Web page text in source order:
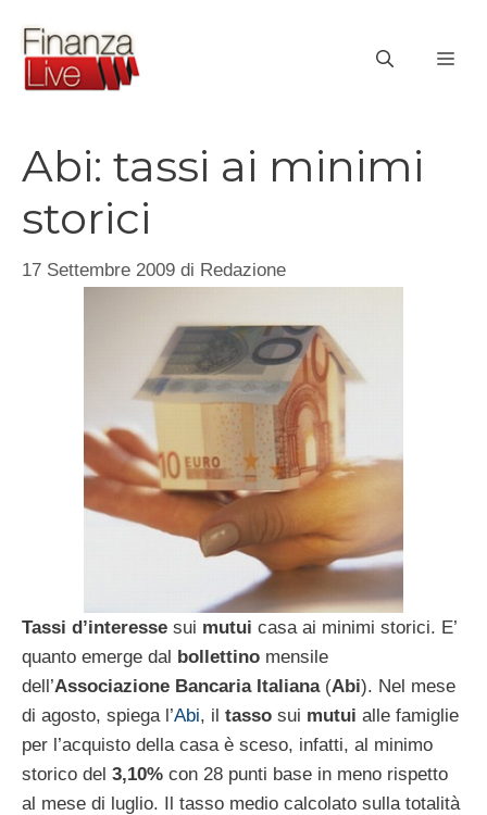
contenuto
Abi: tassi ai minimi
storici
17 Settembre 2009 di Redazione
Tassi d’interesse sui mutui casa ai minimi storici. E’
quanto emerge dal bollettino mensile
dell’Associazione Bancaria Italiana (Abi). Nel mese
di agosto, spiega l’Abi, il tasso sui mutui alle famiglie
per l’acquisto della casa è sceso, infatti, al minimo
storico del 3,10% con 28 punti base in meno rispetto
al mese di luglio. Il tasso medio calcolato sulla totalità